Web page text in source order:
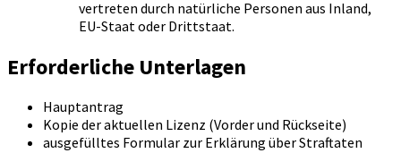
vertreten durch natürliche Personen aus Inland,
EU-Staat oder Drittstaat.
Erforderliche Unterlagen
Hauptantrag
Kopie der aktuellen Lizenz (Vorder und Rückseite)
ausgefülltes Formular zur Erklärung über Straftaten